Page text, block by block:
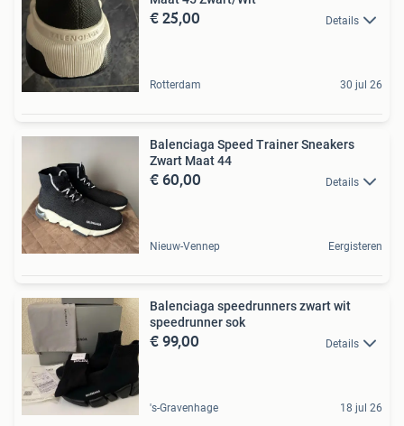
€ 25,00 Details
Rotterdam 30 jul 26
Balenciaga Speed Trainer Sneakers
Zwart Maat 44
€ 60,00 Details
Nieuw-Vennep Eergisteren
Balenciaga speedrunners zwart wit
speedrunner sok
€ 99,00 Details
's-Gravenhage 18 jul 26